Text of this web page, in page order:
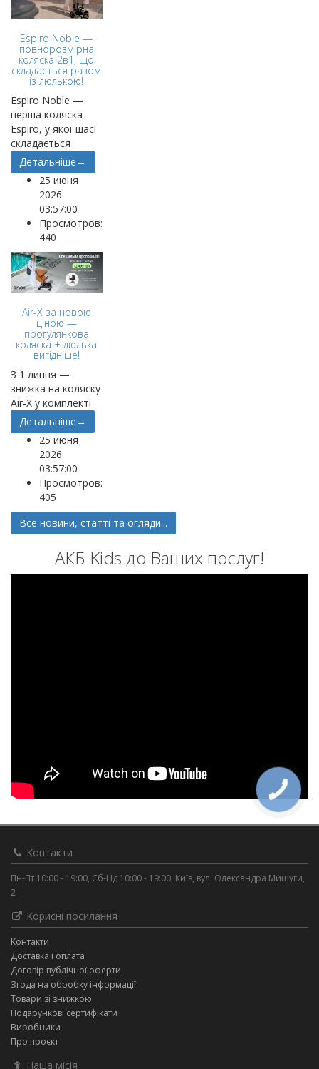
Espiro Noble —
повнорозмірна
коляска 2в1, що
складається разом
із люлькою!
Espiro Noble —
перша коляска
Espiro, у якої шасі
складається
Детальніше→
25 июня
2026
03:57:00
Просмотров:
440
Air-X за новою
ціною —
прогулянкова
коляска + люлька
вигідніше!
З 1 липня —
знижка на коляску
Air-X у комплекті
Детальніше→
25 июня
2026
03:57:00
Просмотров:
405
Все новини, статті та огляди...
АКБ Kids до Ваших послуг!
Контакти
Пн-Пт 10:00 - 19:00, Сб-Нд 10:00 - 19:00, Київ, вул. Олександра Мишуги,
2
Корисні посилання
Контакти
Доставка і оплата
Договір публічної оферти
Згода на обробку інформації
Товари зі знижкою
Подарункові сертифікати
Виробники
Про проєкт
Наша місія